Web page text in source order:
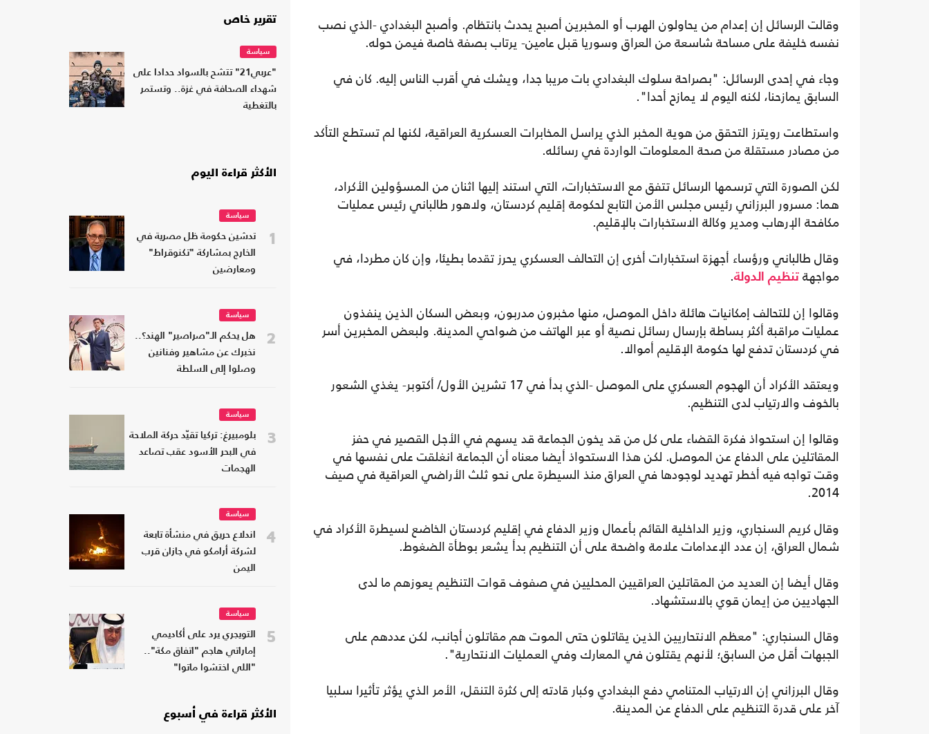
وقالت الرسائل إن إعدام من يحاولون الهرب أو المخبرين أصبح يحدث بانتظام. وأصبح البغدادي -الذي نصب
نفسه خليفة على مساحة شاسعة من العراق وسوريا قبل عامين- يرتاب بصفة خاصة فيمن حوله.
وجاء في إحدى الرسائل: "بصراحة سلوك البغدادي بات مريبا جدا، ويشك في أقرب الناس إليه. كان في
السابق يمازحنا، لكنه اليوم لا يمازح أحدا".
واستطاعت رويترز التحقق من هوية المخبر الذي يراسل المخابرات العسكرية العراقية، لكنها لم تستطع التأكد
من مصادر مستقلة من صحة المعلومات الواردة في رسائله.
لكن الصورة التي ترسمها الرسائل تتفق مع الاستخبارات، التي استند إليها اثنان من المسؤولين الأكراد،
هما: مسرور البرزاني رئيس مجلس الأمن التابع لحكومة إقليم كردستان، ولاهور طالباني رئيس عمليات
مكافحة الإرهاب ومدير وكالة الاستخبارات بالإقليم.
وقال طالباني ورؤساء أجهزة استخبارات أخرى إن التحالف العسكري يحرز تقدما بطيئا، وإن كان مطردا، في
مواجهة تنظيم الدولة.
وقالوا إن للتحالف إمكانيات هائلة داخل الموصل، منها مخبرون مدربون، وبعض السكان الذين ينفذون
عمليات مراقبة أكثر بساطة بإرسال رسائل نصية أو عبر الهاتف من ضواحي المدينة. ولبعض المخبرين أسر
في كردستان تدفع لها حكومة الإقليم أموالا.
ويعتقد الأكراد أن الهجوم العسكري على الموصل -الذي بدأ في 17 تشرين الأول/ أكتوبر- يغذي الشعور
بالخوف والارتياب لدى التنظيم.
وقالوا إن استحواذ فكرة القضاء على كل من قد يخون الجماعة قد يسهم في الأجل القصير في حفز
المقاتلين على الدفاع عن الموصل. لكن هذا الاستحواذ أيضا معناه أن الجماعة انغلقت على نفسها في
وقت تواجه فيه أخطر تهديد لوجودها في العراق منذ السيطرة على نحو ثلث الأراضي العراقية في صيف
2014.
وقال كريم السنجاري، وزير الداخلية القائم بأعمال وزير الدفاع في إقليم كردستان الخاضع لسيطرة الأكراد في
شمال العراق، إن عدد الإعدامات علامة واضحة على أن التنظيم بدأ يشعر بوطأة الضغوط.
وقال أيضا إن العديد من المقاتلين العراقيين المحليين في صفوف قوات التنظيم يعوزهم ما لدى
الجهاديين من إيمان قوي بالاستشهاد.
وقال السنجاري: "معظم الانتحاريين الذين يقاتلون حتى الموت هم مقاتلون أجانب، لكن عددهم على
الجبهات أقل من السابق؛ لأنهم يقتلون في المعارك وفي العمليات الانتحارية".
وقال البرزاني إن الارتياب المتنامي دفع البغدادي وكبار قادته إلى كثرة التنقل، الأمر الذي يؤثر تأثيرا سلبيا
آخر على قدرة التنظيم على الدفاع عن المدينة.
تقرير خاص
سياسة
"عربي21" تتشح بالسواد حدادا على
شهداء الصحافة في غزة.. وتستمر
بالتغطية
الأكثر قراءة اليوم
1
سياسة
تدشين حكومة ظل مصرية في
الخارج بمشاركة "تكنوقراط"
ومعارضين
2
سياسة
هل يحكم الـ"صراصير" الهند؟..
نخبرك عن مشاهير وفنانين
وصلوا إلى السلطة
3
سياسة
بلومبيرغ: تركيا تقيّد حركة الملاحة
في البحر الأسود عقب تصاعد
الهجمات
4
سياسة
اندلاع حريق في منشأة تابعة
لشركة أرامكو في جازان قرب
اليمن
5
سياسة
التويجري يرد على أكاديمي
إماراتي هاجم "اتفاق مكة"..
"اللي اختشوا ماتوا"
الأكثر قراءة في أسبوع